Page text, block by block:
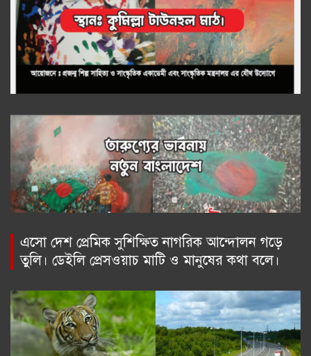
এসো দেশ প্রেমিক সুশিক্ষিত নাগরিক আন্দোলন গড়ে
তুলি। ডেইলি প্রেসওয়াচ মাটি ও মানুষের কথা বলে।